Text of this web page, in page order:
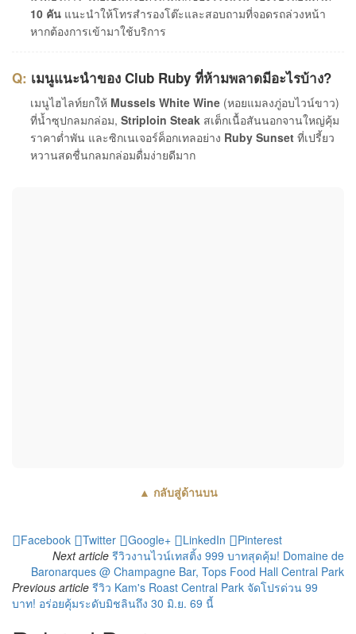
10 คัน แนะนำให้โทรสำรองโต๊ะและสอบถามที่จอดรถล่วงหน้า
หากต้องการเข้ามาใช้บริการ
เมนูแนะนำของ Club Ruby ที่ห้ามพลาดมีอะไรบ้าง?
เมนูไฮไลท์ยกให้ Mussels White Wine (หอยแมลงภู่อบไวน์ขาว)
ที่น้ำซุปกลมกล่อม, Striploin Steak สเต็กเนื้อสันนอกจานใหญ่คุ้ม
ราคาต่ำพัน และซิกเนเจอร์ค็อกเทลอย่าง Ruby Sunset ที่เปรี้ยว
หวานสดชื่นกลมกล่อมดื่มง่ายดีมาก
▲ กลับสู่ด้านบน
Facebook Twitter Google+ LinkedIn
Pinterest
Next article รีวิวงานไวน์เทสติ้ง 999 บาทสุดคุ้ม! Domaine de
Baronarques @ Champagne Bar, Tops Food Hall Central Park
Previous article รีวิว Kam's Roast Central Park จัดโปรด่วน 99
บาท! อร่อยคุ้มระดับมิชลินถึง 30 มิ.ย. 69 นี้